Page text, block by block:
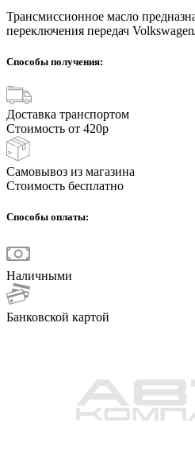
Трансмиссионное масло
переключения передач
Способы получения:
Доставка транспортом
Стоимость от 420р
Самовывоз из магазина
Стоимость бесплатно
Способы оплаты:
Наличными
Банковской картой